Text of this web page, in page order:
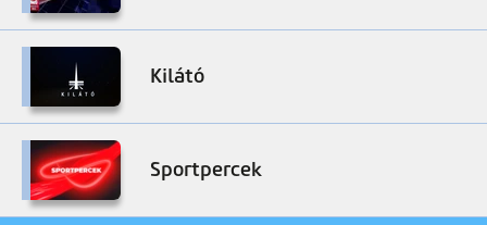
Kilátó
Sportpercek